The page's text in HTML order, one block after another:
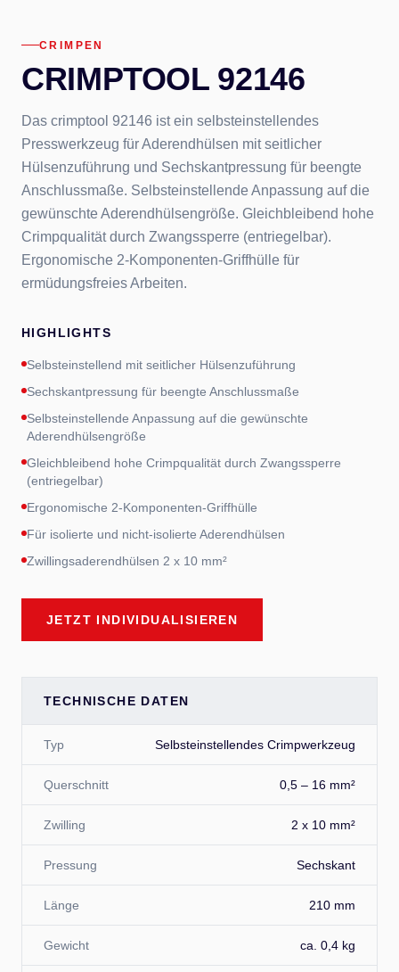
CRIMPEN
CRIMPTOOL 92146
Das crimptool 92146 ist ein selbsteinstellendes
Presswerkzeug für Aderendhülsen mit seitlicher
Hülsenzuführung und Sechskantpressung für beengte
Anschlussmaße. Selbsteinstellende Anpassung auf die
gewünschte Aderendhülsengröße. Gleichbleibend hohe
Crimpqualität durch Zwangssperre (entriegelbar).
Ergonomische 2-Komponenten-Griffhülle für
ermüdungsfreies Arbeiten.
HIGHLIGHTS
Selbsteinstellend mit seitlicher Hülsenzuführung
Sechskantpressung für beengte Anschlussmaße
Selbsteinstellende Anpassung auf die gewünschte
Aderendhülsengröße
Gleichbleibend hohe Crimpqualität durch Zwangssperre
(entriegelbar)
Ergonomische 2-Komponenten-Griffhülle
Für isolierte und nicht-isolierte Aderendhülsen
Zwillingsaderendhülsen 2 x 10 mm²
JETZT INDIVIDUALISIEREN
TECHNISCHE DATEN
Typ Selbsteinstellendes Crimpwerkzeug
Querschnitt 0,5 – 16 mm²
Zwilling 2 x 10 mm²
Pressung Sechskant
Länge 210 mm
Gewicht ca. 0,4 kg